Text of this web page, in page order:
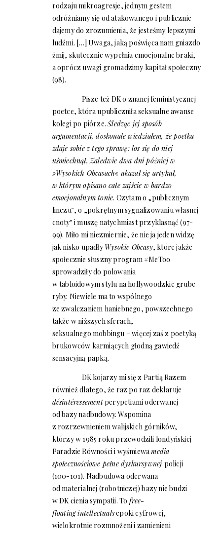
rodzaju mikroagresje, jednym gestem
odróżniamy się od atakowanego i publicznie
dajemy do zrozumienia, że jesteśmy lepszymi
ludźmi. […] Uwaga, jaką poświęca nam gniazdo
żmij, skutecznie wypełnia emocjonalne braki,
a oprócz uwagi gromadzimy kapitał społeczny
(98).
Pisze też DK o znanej feministycznej
poetce, która upubliczniła seksualne awanse
kolegi po piórze.Śledząc jej sposób
argumentacji, doskonale wiedziałem, że poetka
zdaje sobie z tego sprawę: los się do niej
uśmiechnął. Zaledwie dwa dni później w
»Wysokich Obcasach« ukazał się artykuł,
w którym opisano całe zajście w bardzo
emocjonalnym tonie. Czytam o „publicznym
linczu‟, o „pokrętnym sygnalizowaniu własnej
cnoty‟ i muszę natychmiast przyklasnąć (97-
99). Miło mi niezmiernie, że nie ja jeden widzę
jak nisko upadłyWysokie Obcasy, które jakże
społecznie słuszny program #MeToo
sprowadziły do polowania
w tabloidowym stylu na hollywoodzkie grube
ryby. Niewiele ma to wspólnego
ze zwalczaniem haniebnego, powszechnego
także w niższych sferach,
seksualnego mobbingu – więcej zaś z poetyką
brukowców karmiących głodną gawiedź
sensacyjną papką.
DK kojarzy mi się z Partią Razem
również dlatego, że raz po raz deklaruje
désintéressementperypetiami oderwanej
od bazy nadbudowy. Wspomina
z rozrzewnieniem walijskich górników,
którzy w 1985 roku przewodzili londyńskiej
Paradzie Równości i wyśmiewamedia
społecznościowe pełne dyskursywnej policji
(100-101). Nadbudowa oderwana
od materialnej (robotniczej) bazy nie budzi
w DK cienia sympatii. To free-
floating intellectualsepoki cyfrowej,
wielokrotnie rozmnożeni i zamienieni